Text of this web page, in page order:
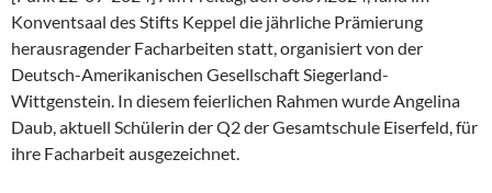
Konventsaal des Stifts Keppel die jährliche Prämierung
herausragender Facharbeiten statt, organisiert von der
Deutsch-Amerikanischen Gesellschaft Siegerland-
Wittgenstein. In diesem feierlichen Rahmen wurde Angelina
Daub, aktuell Schülerin der Q2 der Gesamtschule Eiserfeld, für
ihre Facharbeit ausgezeichnet.